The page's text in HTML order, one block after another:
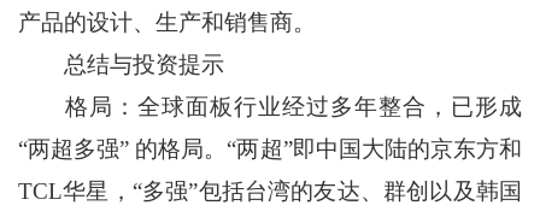
产品的设计、生产和销售商。
总结与投资提示
格局：全球面板行业经过多年整合，已形成
“两超多强” 的格局。“两超”即中国大陆的京东方和
TCL华星，“多强”包括台湾的友达、群创以及韩国